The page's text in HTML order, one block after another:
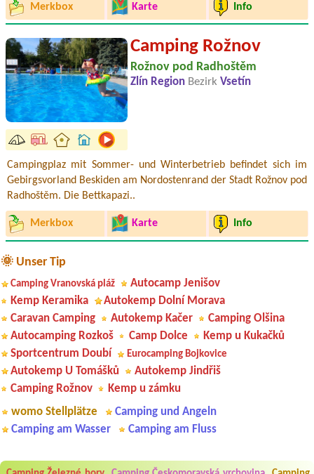
Merkbox Karte Info
Camping Rožnov
Rožnov pod Radhoštěm
Zlín Region Bezirk Vsetín
Campingplaz mit Sommer- und Winterbetrieb befindet sich im
Gebirgsvorland Beskiden am Nordostenrand der Stadt Rožnov pod
Radhoštěm. Die Bettkapazi..
Merkbox Karte Info
🌞 Unser Tip
Camping Vranovská pláž
Autocamp Jenišov
Kemp Keramika
Autokemp Dolní Morava
Caravan Camping
Autokemp Kačer
Camping Olšina
Autocamping Rozkoš
Camp Dolce
Kemp u Kukačků
Sportcentrum Doubí
Eurocamping Bojkovice
Autokemp U Tomášků
Autokemp Jindřiš
Camping Rožnov
Kemp u zámku
womo Stellplätze
Camping und Angeln
Camping am Wasser
Camping am Fluss